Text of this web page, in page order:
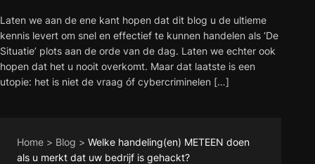
Laten we aan de ene kant hopen dat dit blog u de ultieme
kennis levert om snel en effectief te kunnen handelen als ‘De
Situatie’ plots aan de orde van de dag. Laten we echter ook
hopen dat het u nooit overkomt. Maar dat laatste is een
utopie: het is niet de vraag óf cybercriminelen […]
Home > Blog > Welke handeling(en) METEEN doen
als u merkt dat uw bedrijf is gehackt?